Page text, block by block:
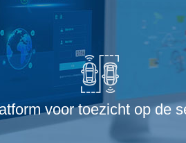
voor toezicht op de